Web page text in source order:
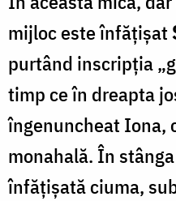
mijloc este înfățișat
purtând inscripția
timp ce în dreapta
îngenuncheat Iona,
monahală. În
înfățișată ciuma,